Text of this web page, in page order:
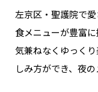
左京区・聖護院で
食メニューが豊富
気兼ねなくゆっく
しみ方ができ、夜